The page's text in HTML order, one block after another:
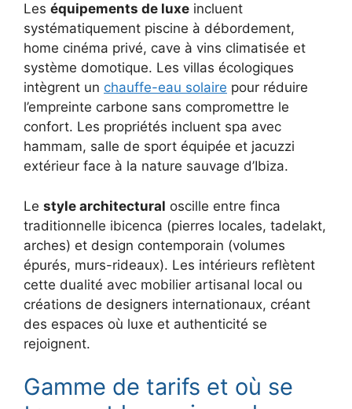
Les équipements de luxe incluent
systématiquement piscine à débordement,
home cinéma privé, cave à vins climatisée et
système domotique. Les villas écologiques
intègrent un chauffe-eau solaire pour réduire
l’empreinte carbone sans compromettre le
confort. Les propriétés incluent spa avec
hammam, salle de sport équipée et jacuzzi
extérieur face à la nature sauvage d’Ibiza.
Le style architectural oscille entre finca
traditionnelle ibicenca (pierres locales, tadelakt,
arches) et design contemporain (volumes
épurés, murs-rideaux). Les intérieurs reflètent
cette dualité avec mobilier artisanal local ou
créations de designers internationaux, créant
des espaces où luxe et authenticité se
rejoignent.
Gamme de tarifs et où se